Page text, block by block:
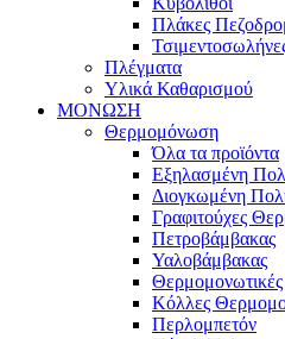
Πλάκες
Πλέγματα
Υλικά Καθαρισμού
ΜΟΝΩΣΗ
Θερμομόνωση
Όλα τα προϊόντα
Εξηλασμένη
Διογκωμένη
Γραφιτούχες
Πετροβάμβακας
Υαλοβάμβακας
Κόλλες
Περλομπετόν